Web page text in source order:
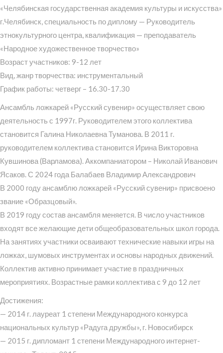
«Челябинская государственная академия культуры и искусства»
г.Челябинск, специальность по диплому — Руководитель
этнокультурного центра, квалификация — преподаватель
«Народное художественное творчество»
Возраст участников: 9-12 лет
Вид, жанр творчества: инструментальный
График работы: четверг – 16.30-17.30
Ансамбль ложкарей «Русский сувенир» осуществляет свою
деятельность с 1997г. Руководителем этого коллектива
становится Галина Николаевна Туманова. В 2011 г.
руководителем коллектива становится Ирина Викторовна
Кувшинова (Варламова). Аккомпаниатором – Николай Иванович
Ясаков. С 2024 года Балабаев Владимир Александрович
В 2000 году ансамблю ложкарей «Русский сувенир» присвоено
звание «Образцовый».
В 2019 году состав ансамбля меняется. В число участников
входят все желающие дети общеобразовательных школ города.
На занятиях участники осваивают технические навыки игры на
ложках, шумовых инструментах и основы народных движений.
Коллектив активно принимает участие в праздничных
мероприятиях. Возрастные рамки коллектива с 9 до 12 лет
Достижения:
— 2014 г. лауреат 1 степени Международного конкурса
национальных культур «Радуга дружбы», г. Новосибирск
— 2015 г. дипломант 1 степени Международного интернет-